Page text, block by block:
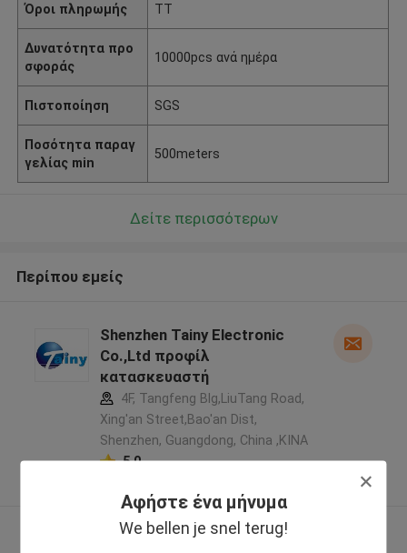
Αφήστε ένα μήνυμα
We bellen je snel terug!
Όροι πληρωμής TT
Δυνατότητα προ
σφοράς
10000pcs ανά ημέρα
Πιστοποίηση SGS
Ποσότητα παραγ
γελίας min
500meters
Δείτε περισσότερων
Περίπου εμείς
Shenzhen Tainy Electronic
Co.,Ltd προφίλ
κατασκευαστή
4F, Tangfeng Blg,LiuTang Road,
Xing'an Street,Bao'an Dist,
Shenzhen, Guangdong, China ,ΚΙΝΑ
5.0
Δείτε περισσότερων